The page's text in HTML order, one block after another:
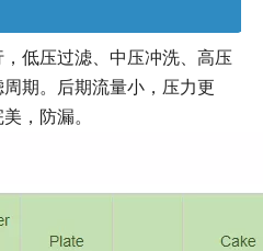
低压过滤、中压冲洗、高压
期。后期流量小，压力更
，防漏。